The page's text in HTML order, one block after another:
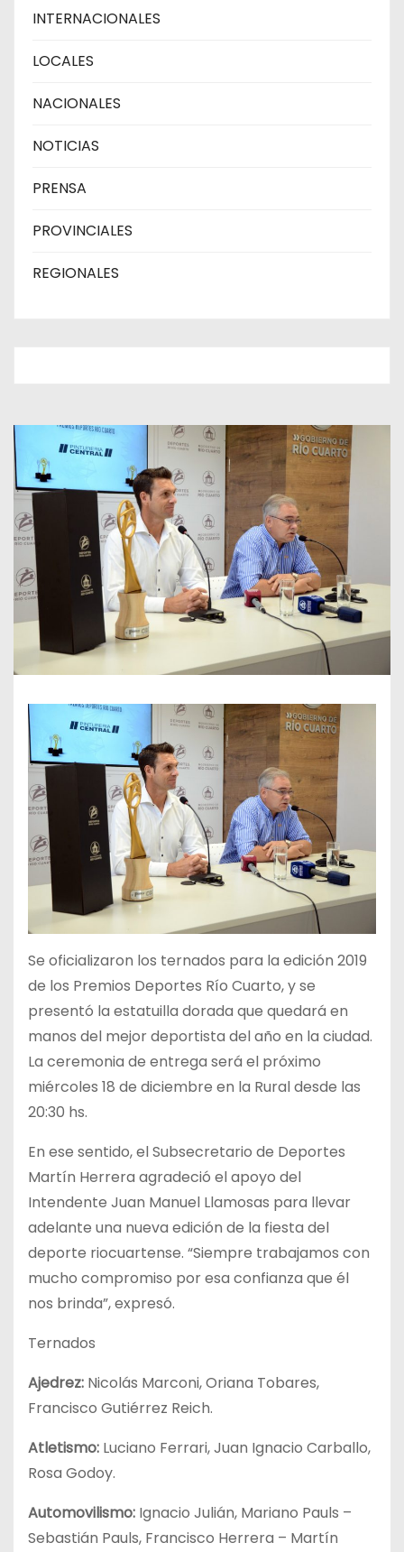
INTERNACIONALES
LOCALES
NACIONALES
NOTICIAS
PRENSA
PROVINCIALES
REGIONALES
Se oficializaron los ternados para la edición 2019
de los Premios Deportes Río Cuarto, y se
presentó la estatuilla dorada que quedará en
manos del mejor deportista del año en la ciudad.
La ceremonia de entrega será el próximo
miércoles 18 de diciembre en la Rural desde las
20:30 hs.
En ese sentido, el Subsecretario de Deportes
Martín Herrera agradeció el apoyo del
Intendente Juan Manuel Llamosas para llevar
adelante una nueva edición de la fiesta del
deporte riocuartense. “Siempre trabajamos con
mucho compromiso por esa confianza que él
nos brinda”, expresó.
Ternados
Ajedrez: Nicolás Marconi, Oriana Tobares,
Francisco Gutiérrez Reich.
Atletismo: Luciano Ferrari, Juan Ignacio Carballo,
Rosa Godoy.
Automovilismo: Ignacio Julián, Mariano Pauls –
Sebastián Pauls, Francisco Herrera – Martín